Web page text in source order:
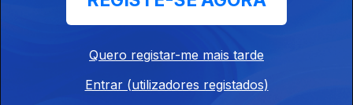
W. H. Auden
Quero registar-me mais tarde
Entrar (utilizadores registados)